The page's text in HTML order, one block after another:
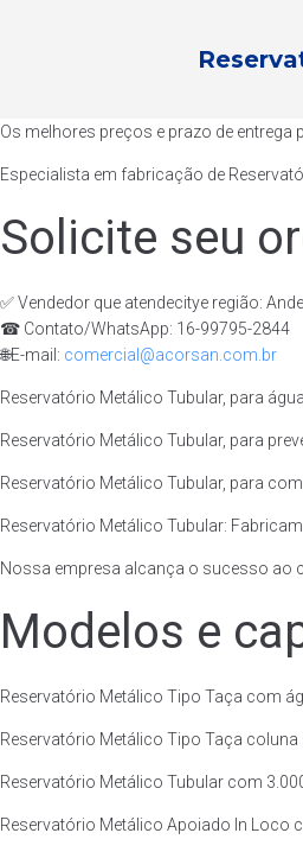
Os melhores preços e prazo de entrega
Especialista em fabricação de
Solicite seu
✅ Vendedor que atendecitye região:
☎ Contato/WhatsApp: 16-99795-2844
🌐E-mail: comercial@acorsan.com.br
Reservatório Metálico Tubular, para
Reservatório Metálico Tubular, para
Reservatório Metálico Tubular, para
Reservatório Metálico Tubular:
Nossa empresa alcança o sucesso ao
Modelos e
Reservatório Metálico Tipo Taça com
Reservatório Metálico Tipo Taça
Reservatório Metálico Tubular com
Reservatório Metálico Apoiado In Loco